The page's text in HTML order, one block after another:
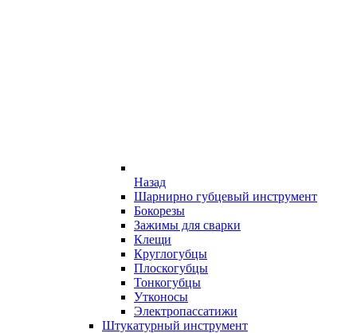
Назад
Шарнирно губцевый инструмент
Бокорезы
Зажимы для сварки
Клещи
Круглогубцы
Плоскогубцы
Тонкогубцы
Утконосы
Электропассатижи
Штукатурный инструмент